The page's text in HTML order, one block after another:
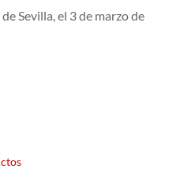
Sevilla, el 3 de marzo de